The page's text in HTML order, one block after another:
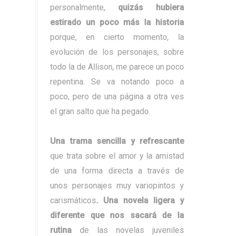
personalmente, quizás hubiera
estirado un poco más la historia
porque, en cierto momento, la
evolución de los personajes, sobre
todo la de Allison, me parece un poco
repentina. Se va notando poco a
poco, pero de una página a otra ves
el gran salto que ha pegado.
Una trama sencilla y refrescante
que trata sobre el amor y la amistad
de una forma directa a través de
unos personajes muy variopintos y
carismáticos. Una novela ligera y
diferente que nos sacará de la
rutina de las novelas juveniles